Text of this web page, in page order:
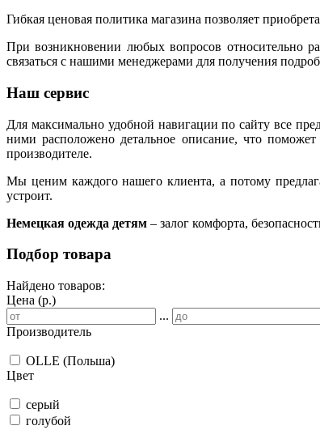
Гибкая ценовая политика магазина позволяет
При возникновении любых вопросов относительно
связаться с нашими менеджерами для получения
Наш сервис
Для максимально удобной навигации по сайту все
ними расположено детальное описание, что
производителе.
Мы ценим каждого нашего клиента, а потому
устроит.
Немецкая одежда детям – залог комфорта,
Подбор товара
Найдено товаров:
Цена (р.)
...
Производитель
OLLE (Польша)
Цвет
серый
голубой